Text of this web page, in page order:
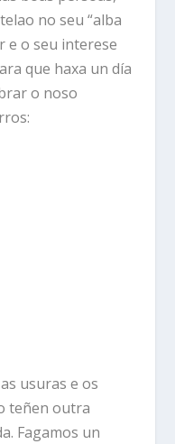
no seu “alba
e o seu interese
que haxa un día
o noso
usuras e os
teñen outra
Fagamos un